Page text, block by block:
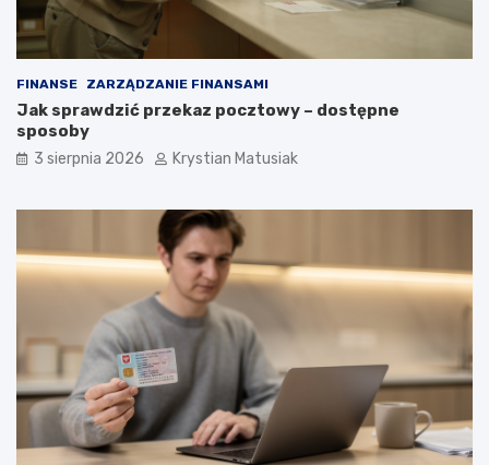
FINANSE ZARZĄDZANIE FINANSAMI
Jak sprawdzić przekaz pocztowy – dostępne
sposoby
3 sierpnia 2026 Krystian Matusiak